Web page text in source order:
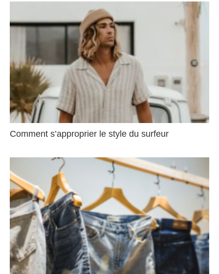
Comment s’approprier le style du surfeur